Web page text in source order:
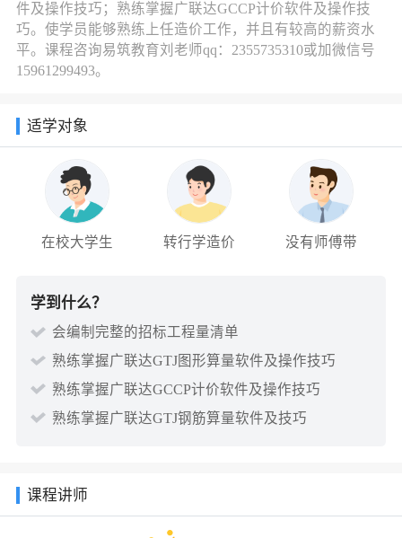
件及操作技巧；熟练掌握广联达GCCP计价软件及操作技
巧。使学员能够熟练上任造价工作，并且有较高的薪资水
平。课程咨询易筑教育刘老师qq：2355735310或加微信号
15961299493。
适学对象
在校大学生 转行学造价 没有师傅带
学到什么？
会编制完整的招标工程量清单
熟练掌握广联达GTJ图形算量软件及操作技巧
熟练掌握广联达GCCP计价软件及操作技巧
熟练掌握广联达GTJ钢筋算量软件及技巧
课程讲师